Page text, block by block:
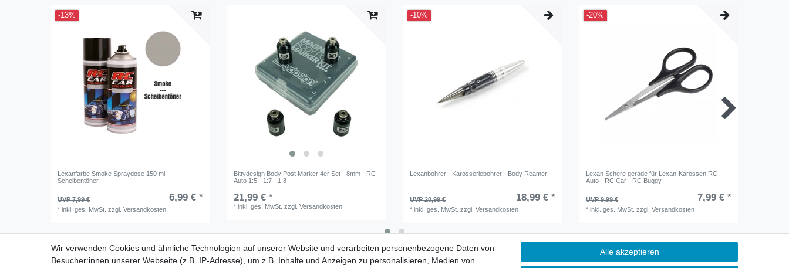
-13%
Lexanfarbe Smoke Spraydose 150 ml
Scheibentöner
UVP 7,99 € 6,99 € *
*inkl. ges. MwSt. zzgl.Versandkosten
Bittydesign Body Post Marker 4er Set - 8mm - RC
Auto 1:5 - 1:7 - 1:8
21,99 € *
*inkl. ges. MwSt. zzgl.Versandkosten
-10%
Lexanbohrer - Karosseriebohrer - Body Reamer
UVP 20,99 € 18,99 € *
*inkl. ges. MwSt. zzgl.Versandkosten
-20%
Lexan Schere gerade für Lexan-Karossen RC
Auto - RC Car - RC Buggy
UVP 9,99 € 7,99 € *
*inkl. ges. MwSt. zzgl.Versandkosten
Wir verwenden Cookies und ähnliche Technologien auf unserer Website und verarbeiten personenbezogene Daten von
Besucher:innen unserer Webseite (z.B. IP-Adresse), um z.B. Inhalte und Anzeigen zu personalisieren, Medien von
Alle akzeptieren